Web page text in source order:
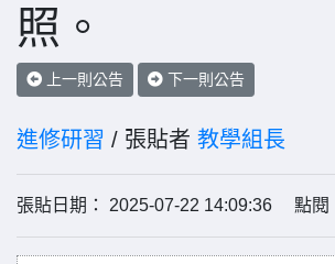
照。
上一則公告 下一則公告
進修研習 / 張貼者 教學組長
張貼日期： 2025-07-22 14:09:36 點閱